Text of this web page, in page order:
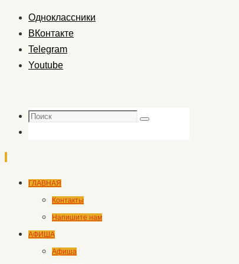
Одноклассники
ВКонтакте
Telegram
Youtube
Поиск
Поиск
Перейти
содержимому
ГЛАВНАЯ
Контакты
Напишите нам
АФИША
Афиша